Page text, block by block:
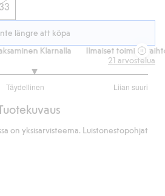
längre att köpa
Klarnalla Ilmaiset
Täydellinen Liian suuri
21 arvostelua
on yksisarvisteema. Luistonestopohjat